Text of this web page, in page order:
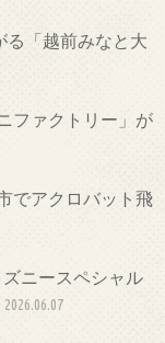
る「越前みなと大
ファクトリー」が
でアクロバット飛
ニースペシャル
2026.06.07